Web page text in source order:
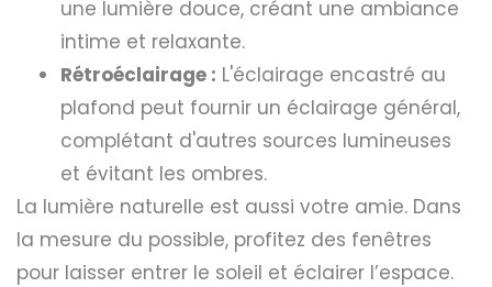
une lumière douce, créant une ambiance
intime et relaxante.
Rétroéclairage : L'éclairage encastré au
plafond peut fournir un éclairage général,
complétant d'autres sources lumineuses
et évitant les ombres.
La lumière naturelle est aussi votre amie. Dans
la mesure du possible, profitez des fenêtres
pour laisser entrer le soleil et éclairer l’espace.